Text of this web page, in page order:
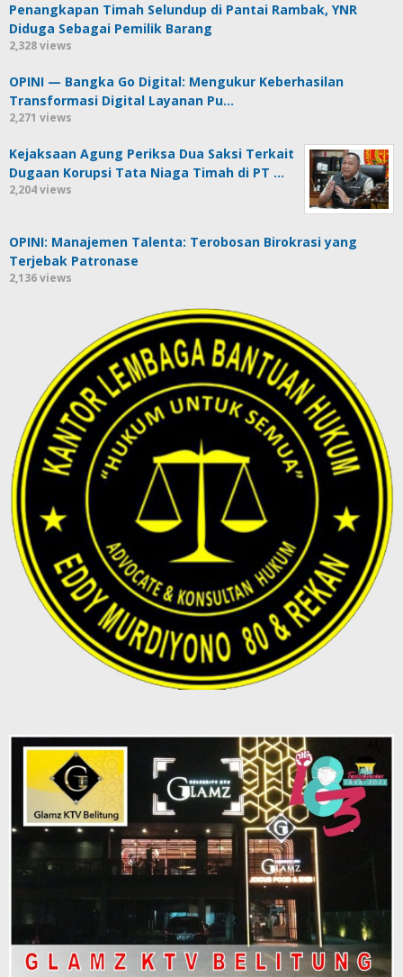
Penangkapan Timah Selundup di Pantai Rambak, YNR
Diduga Sebagai Pemilik Barang
2,328 views
OPINI — Bangka Go Digital: Mengukur Keberhasilan
Transformasi Digital Layanan Pu…
2,271 views
Kejaksaan Agung Periksa Dua Saksi Terkait
Dugaan Korupsi Tata Niaga Timah di PT …
2,204 views
OPINI: Manajemen Talenta: Terobosan Birokrasi yang
Terjebak Patronase
2,136 views